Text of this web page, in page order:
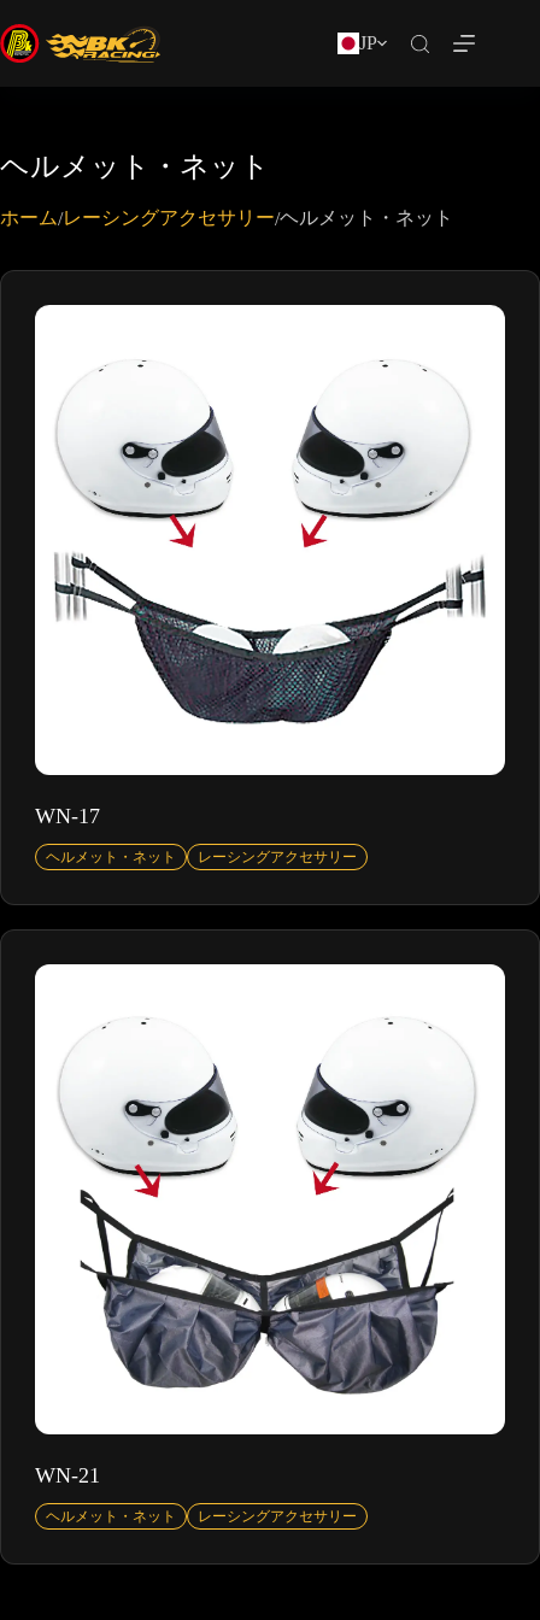
JP
ヘルメット・ネット
ホーム/レーシングアクセサリー/ヘルメット・ネット
WN-17
ヘルメット・ネット レーシングアクセサリー
WN-21
ヘルメット・ネット レーシングアクセサリー